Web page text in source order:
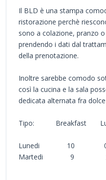
Il BLD è una stampa
ristorazione perchè
sono a colazione, pranzo
prendendo i dati dal
della prenotazione.
Inoltre sarebbe comodo
così la cucina e la sala
dedicata alternata fra
Tipo: Breakfast
Lunedi
Martedi